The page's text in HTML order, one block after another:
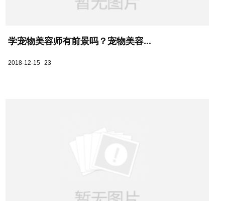
学宠物美容师有前景吗？宠物美容...
2018-12-15 23